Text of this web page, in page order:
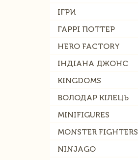
ІГРИ
ГАРРІ ПОТТЕР
HERO FACTORY
ІНДІАНА ДЖОНС
KINGDOMS
ВОЛОДАР КІЛЕЦЬ
MINIFIGURES
MONSTER FIGHTERS
NINJAGO